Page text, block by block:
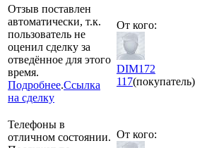
Отзыв поставлен
автоматически, т.к.
пользователь не
оценил сделку за
отведённое для этого
время.
Подробнее.Ссылка
на сделку
От кого:
DIM172
117(покупатель)
Телефоны в
отличном состоянии. От кого: